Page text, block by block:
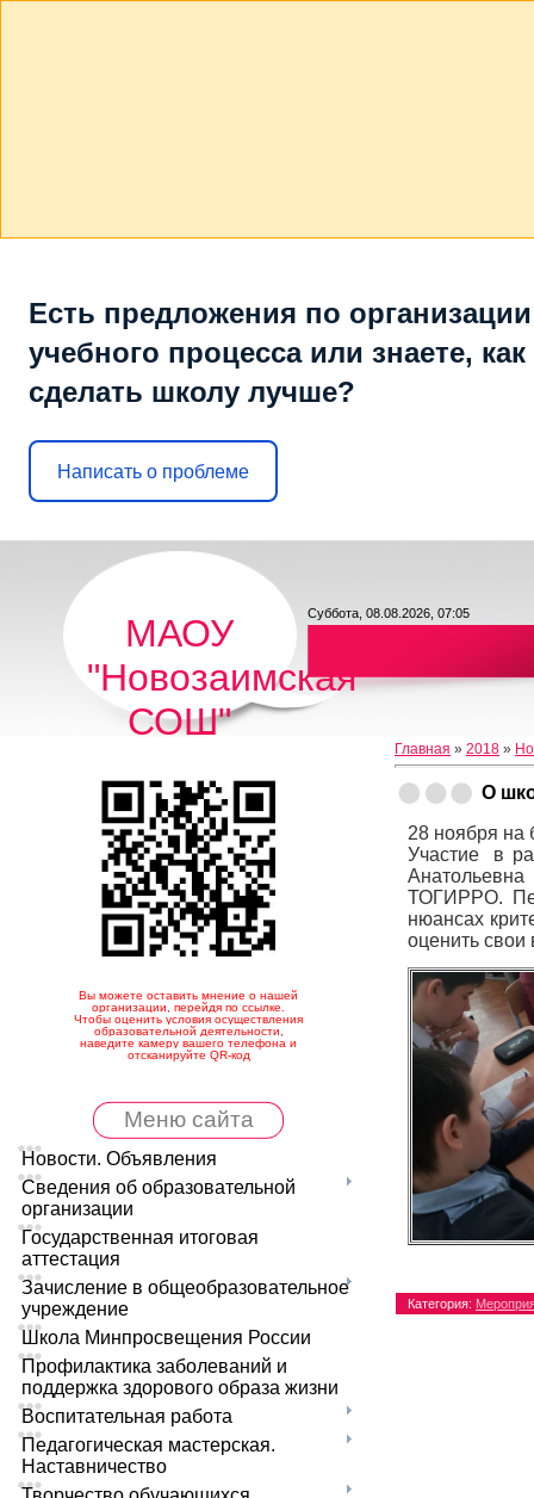
Есть предложения по организации
учебного процесса или знаете, как
сделать школу лучше?
Написать о проблеме
МАОУ
"Новозаимская
СОШ"
Суббота, 08.08.2026, 07:05
Вы можете оставить мнение о нашей
организации, перейдя по ссылке.
Чтобы оценить условия осуществления
образовательной деятельности,
наведите камеру вашего телефона и
отсканируйте QR-код
Меню сайта
Новости. Объявления
Сведения об образовательной
организации
Государственная итоговая
аттестация
Зачисление в общеобразовательное
учреждение
Школа Минпросвещения России
Профилактика заболеваний и
поддержка здорового образа жизни
Воспитательная работа
Педагогическая мастерская.
Наставничество
Главная » 2018 »
О
28 ноября
Участие в
ТОГИРРО.
нюансах
оценить свои
Категория: